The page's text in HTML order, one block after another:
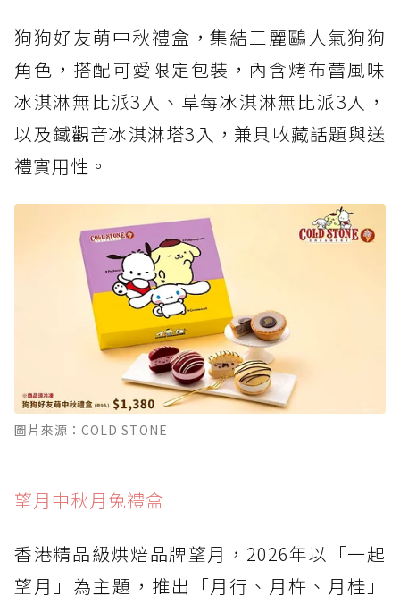
狗狗好友萌中秋禮盒，集結三麗鷗人氣狗狗
角色，搭配可愛限定包裝，內含烤布蕾風味
冰淇淋無比派3入、草莓冰淇淋無比派3入，
以及鐵觀音冰淇淋塔3入，兼具收藏話題與送
禮實用性。
圖片來源：COLD STONE
望月中秋月兔禮盒
香港精品級烘焙品牌望月，2026年以「一起
望月」為主題，推出「月行、月杵、月桂」